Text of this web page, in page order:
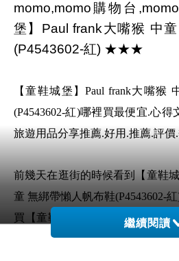
momo,momo購物台
堡】Paul frank大嘴猴 中
(P4543602-紅) ★★★
【童鞋城堡】Paul frank大嘴猴
(P4543602-紅)哪裡買最便宜.心
旅遊用品分享推薦.好用.推薦.評
前幾天在逛街的時候看到【童鞋
童 無綁帶懶人帆布鞋(P4543602-
買【童鞋城堡】Paul frank大嘴
(P4543602-紅)
繼續閱讀